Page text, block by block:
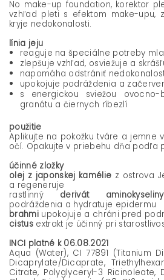
No make-up foundation, korektor
vzhľad pleti s efektom make-upu,
kryje nedokonalosti.
línia jeju
reaguje na špeciálne potreby
zlepšuje vzhľad, osviežuje a
napomáha odstrániť
upokojuje podráždenia a
s energickou sviežou ovocno-
granátu a čiernych ríbezlí
použitie
Aplikujte na pokožku tváre a jemne
očí. Opakujte v priebehu dňa podľa
účinné zložky
olej z japonskej kamélie z ostrova
a regeneruje
rastlinný derivát
podráždenia a hydratuje epidermu
brahmiupokojuje a chráni pred
cistusextrakt je účinný pri
INCI platné k 06.08.2021
Aqua (Water), CI 77891 (Titanium
Dicaprylate/Dicaprate,
Citrate, Polyglyceryl-3 Ricinoleate,